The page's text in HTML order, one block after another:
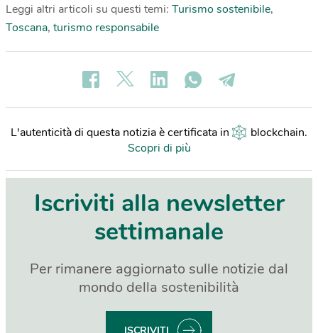
Leggi altri articoli su questi temi: Turismo sostenibile,
Toscana, turismo responsabile
L'autenticità di questa notizia è certificata in blockchain.
Scopri di più
Iscriviti alla newsletter
settimanale
Per rimanere aggiornato sulle notizie dal
mondo della sostenibilità